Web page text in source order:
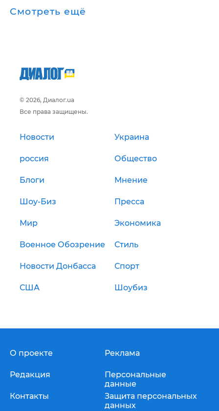
Смотреть ещё
© 2026, Диалог.ua
Все права защищены.
Новости Украина
россия Общество
Блоги Мнение
Шоу-Биз Пресса
Мир Экономика
Военное Обозрение Стиль
Новости Донбасса Спорт
США Шоубиз
О проекте
Редакция
Контакты
Реклама
Персональные
данные
Защита персональных
данных